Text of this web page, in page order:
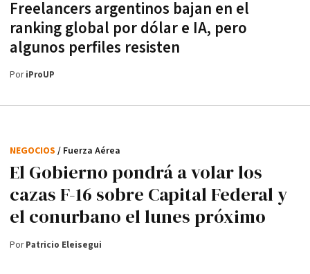
Freelancers argentinos bajan en el
ranking global por dólar e IA, pero
algunos perfiles resisten
PoriProUP
El Gobierno pondrá a volar los
cazas F-16 sobre Capital Federal y
el conurbano el lunes próximo
NEGOCIOS / Fuerza Aérea
PorPatricio Eleisegui